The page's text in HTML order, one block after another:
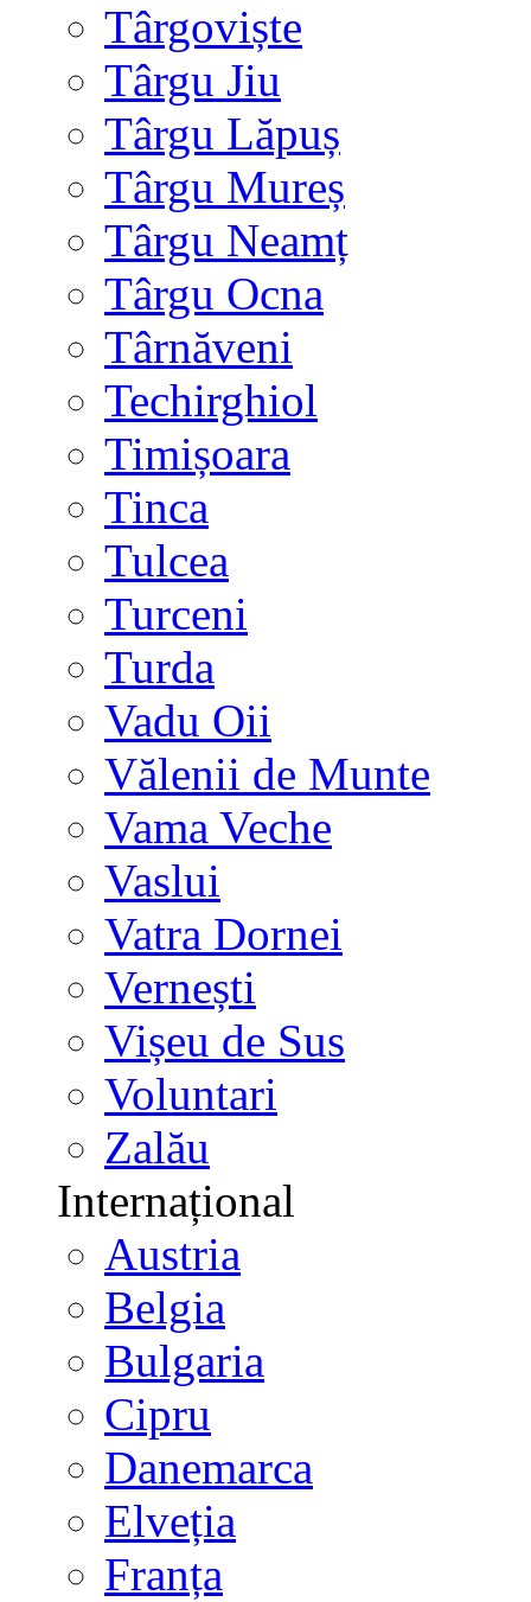
Târgoviște
Târgu Jiu
Târgu Lăpuș
Târgu Mureș
Târgu Neamț
Târgu Ocna
Târnăveni
Techirghiol
Timișoara
Tinca
Tulcea
Turceni
Turda
Vadu Oii
Vălenii de Munte
Vama Veche
Vaslui
Vatra Dornei
Vernești
Vișeu de Sus
Voluntari
Zalău
Internațional
Austria
Belgia
Bulgaria
Cipru
Danemarca
Elveția
Franța